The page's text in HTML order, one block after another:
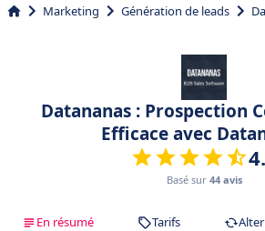
Marketing Génération de leads
Datananas : Prospection
Efficace avec
Basé sur 44 avis
En résumé Tarifs